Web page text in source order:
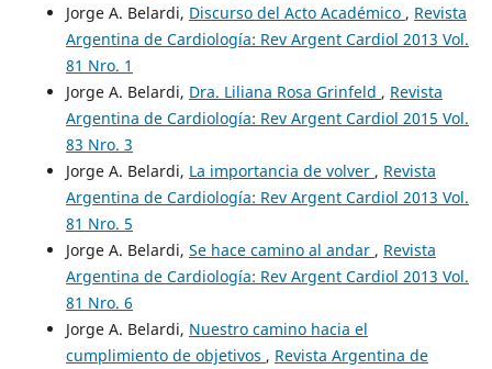
Jorge A. Belardi, Discurso del Acto Académico , Revista
Argentina de Cardiología: Rev Argent Cardiol 2013 Vol.
81 Nro. 1
Jorge A. Belardi, Dra. Liliana Rosa Grinfeld , Revista
Argentina de Cardiología: Rev Argent Cardiol 2015 Vol.
83 Nro. 3
Jorge A. Belardi, La importancia de volver , Revista
Argentina de Cardiología: Rev Argent Cardiol 2013 Vol.
81 Nro. 5
Jorge A. Belardi, Se hace camino al andar , Revista
Argentina de Cardiología: Rev Argent Cardiol 2013 Vol.
81 Nro. 6
Jorge A. Belardi, Nuestro camino hacia el
cumplimiento de objetivos , Revista Argentina de